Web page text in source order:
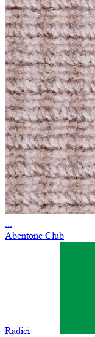
...
Abentone Club
Radici